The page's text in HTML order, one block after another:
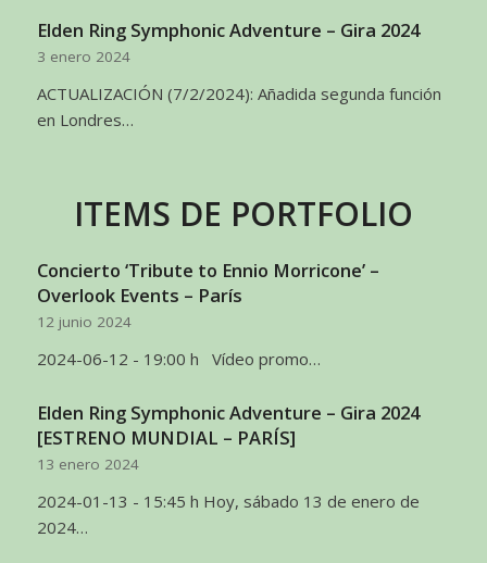
Elden Ring Symphonic Adventure – Gira 2024
3 enero 2024
ACTUALIZACIÓN (7/2/2024): Añadida segunda función
en Londres…
ITEMS DE PORTFOLIO
Concierto ‘Tribute to Ennio Morricone’ –
Overlook Events – París
12 junio 2024
2024-06-12 - 19:00 h Vídeo promo…
Elden Ring Symphonic Adventure – Gira 2024
[ESTRENO MUNDIAL – PARÍS]
13 enero 2024
2024-01-13 - 15:45 h Hoy, sábado 13 de enero de
2024…